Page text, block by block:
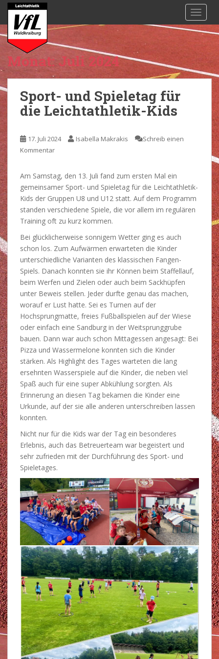
i
p
m
a
t
e
n
t
Monat: Juli 2024
Sport- und Spieletag für
die Leichtathletik-Kids
17. Juli 2024 Isabella Makrakis
Schreib einen
Kommentar
Am Samstag, den 13. Juli fand zum ersten Mal ein
gemeinsamer Sport- und Spieletag für die Leichtathletik-
Kids der Gruppen U8 und U12 statt. Auf dem Programm
standen verschiedene Spiele, die vor allem im regulären
Training oft zu kurz kommen.
Bei glücklicherweise sonnigem Wetter ging es auch
schon los. Zum Aufwärmen erwarteten die Kinder
unterschiedliche Varianten des klassischen Fangen-
Spiels. Danach konnten sie ihr Können beim Staffellauf,
beim Werfen und Zielen oder auch beim Sackhüpfen
unter Beweis stellen. Jeder durfte genau das machen,
worauf er Lust hatte. Sei es Turnen auf der
Hochsprungmatte, freies Fußballspielen auf der Wiese
oder einfach eine Sandburg in der Weitsprunggrube
bauen. Dann war auch schon Mittagessen angesagt: Bei
Pizza und Wassermelone konnten sich die Kinder
stärken. Als Highlight des Tages warteten die lang
ersehnten Wasserspiele auf die Kinder, die neben viel
Spaß auch für eine super Abkühlung sorgten. Als
Erinnerung an diesen Tag bekamen die Kinder eine
Urkunde, auf der sie alle anderen unterschreiben lassen
konnten.
Nicht nur für die Kids war der Tag ein besonderes
Erlebnis, auch das Betreuerteam war begeistert und
sehr zufrieden mit der Durchführung des Sport- und
Spieletages.